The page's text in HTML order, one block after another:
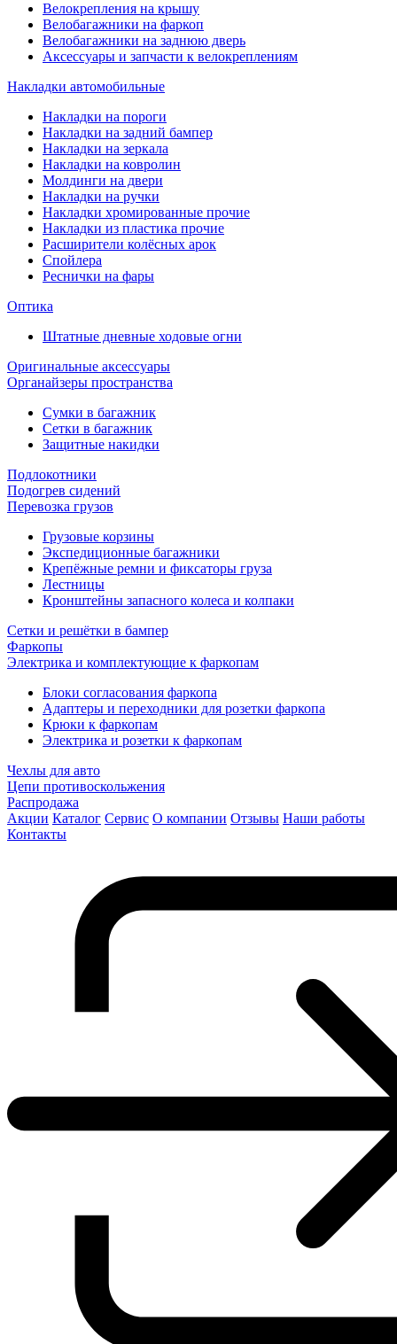
Велокрепления на крышу
Велобагажники на фаркоп
Велобагажники на заднюю дверь
Аксессуары и запчасти к велокреплениям
Накладки автомобильные
Накладки на пороги
Накладки на задний бампер
Накладки на зеркала
Накладки на ковролин
Молдинги на двери
Накладки на ручки
Накладки хромированные прочие
Накладки из пластика прочие
Расширители колёсных арок
Спойлера
Реснички на фары
Оптика
Штатные дневные ходовые огни
Оригинальные аксессуары
Органайзеры пространства
Сумки в багажник
Сетки в багажник
Защитные накидки
Подлокотники
Подогрев сидений
Перевозка грузов
Грузовые корзины
Экспедиционные багажники
Крепёжные ремни и фиксаторы груза
Лестницы
Кронштейны запасного колеса и колпаки
Сетки и решётки в бампер
Фаркопы
Электрика и комплектующие к фаркопам
Блоки согласования фаркопа
Адаптеры и переходники для розетки фаркопа
Крюки к фаркопам
Электрика и розетки к фаркопам
Чехлы для авто
Цепи противоскольжения
Распродажа
Акции Каталог Сервис О компании Отзывы Наши работы
Контакты